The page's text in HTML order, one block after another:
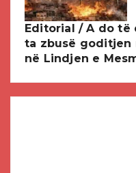
Editorial / A do të
ta zbusë goditjen
në Lindjen e